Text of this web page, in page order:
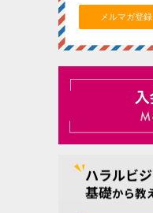
メルマガ登録